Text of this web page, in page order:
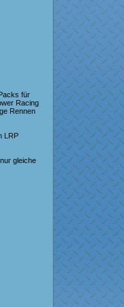
für
Racing
Rennen
LRP
gleiche